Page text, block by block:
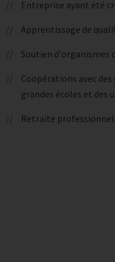
Entreprise ayant été
Apprentissage de
Soutien d'organismes
Coopérations avec
grandes écoles et des
Retraite